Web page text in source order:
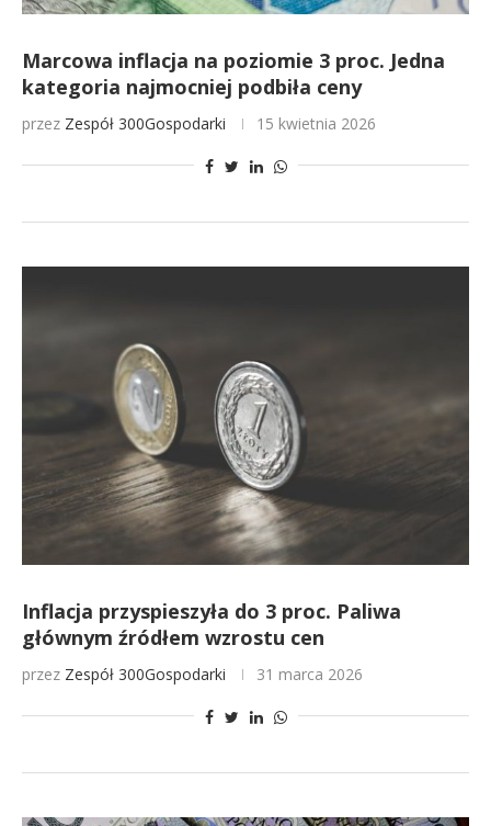
Marcowa inflacja na poziomie 3 proc. Jedna
kategoria najmocniej podbiła ceny
przez Zespół 300Gospodarki 15 kwietnia 2026
Inflacja przyspieszyła do 3 proc. Paliwa
głównym źródłem wzrostu cen
przez Zespół 300Gospodarki 31 marca 2026